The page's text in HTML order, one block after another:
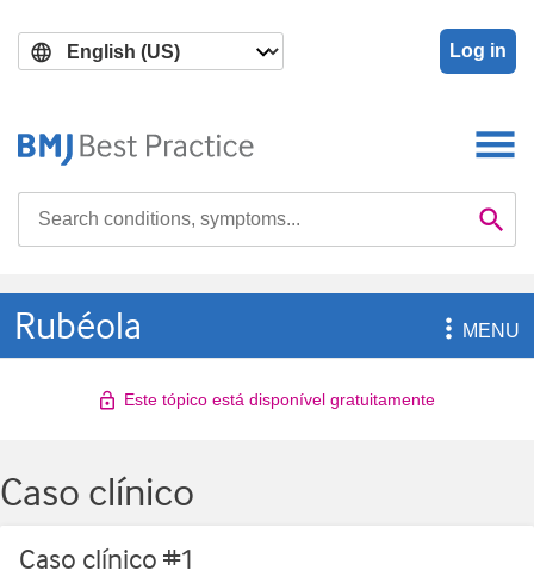
main
search
Log in

Rubéola MENU
Este tópico está disponível gratuitamente
Caso clínico
Caso clínico #1